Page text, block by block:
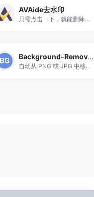
AVAide去水印
只需点击一下，就能删除不需要的徽标、文字或人物，不会影响图像质量
Background-Remover.com
自动从 PNG 或 JPG 中移除图像背景，且不会降低质量